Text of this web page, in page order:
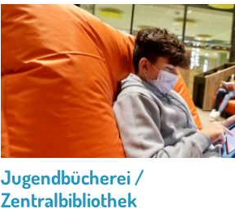
Jugendbücherei /
Zentralbibliothek